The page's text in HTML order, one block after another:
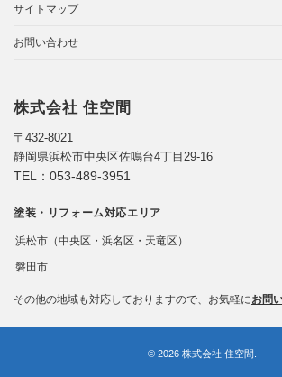
サイトマップ
お問い合わせ
株式会社 住空間
〒432-8021
静岡県浜松市中央区佐鳴台4丁目29-16
TEL： 053-489-3951
塗装・リフォーム対応エリア
浜松市（中央区・浜名区・天竜区）
磐田市
その他の地域も対応しておりますので、お気軽にお問
© 2026 株式会社 住空間.